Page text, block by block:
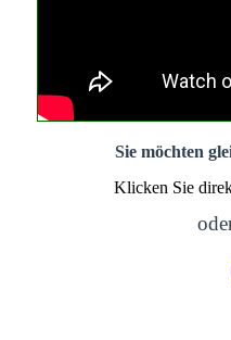
Sie möchten
Klicken Sie